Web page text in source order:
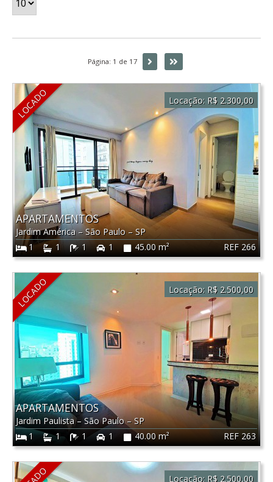
Página: 1 de 17 PróximaÚltima
LOCADO
REF 266
APARTAMENTOS
Jardim América–São Paulo–SP
1
1 1 1 45.00 m²
Locação: R$ 2.300,00
LOCADO
REF 263
APARTAMENTOS
Jardim Paulista– São Paulo–SP
1
1 1 1 40.00 m²
Locação: R$ 2.500,00
Locação: R$ 2.500,00